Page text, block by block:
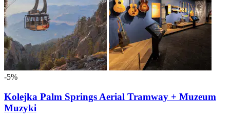
-5%
Kolejka Palm Springs Aerial Tramway + Muzeum
Muzyki